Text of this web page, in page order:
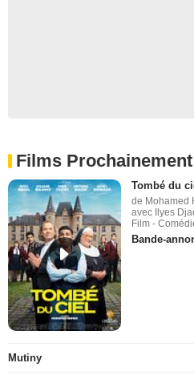
Films
Tombé du
de Mohamed
avec Ilyes
Film -
Bande-
Mutiny